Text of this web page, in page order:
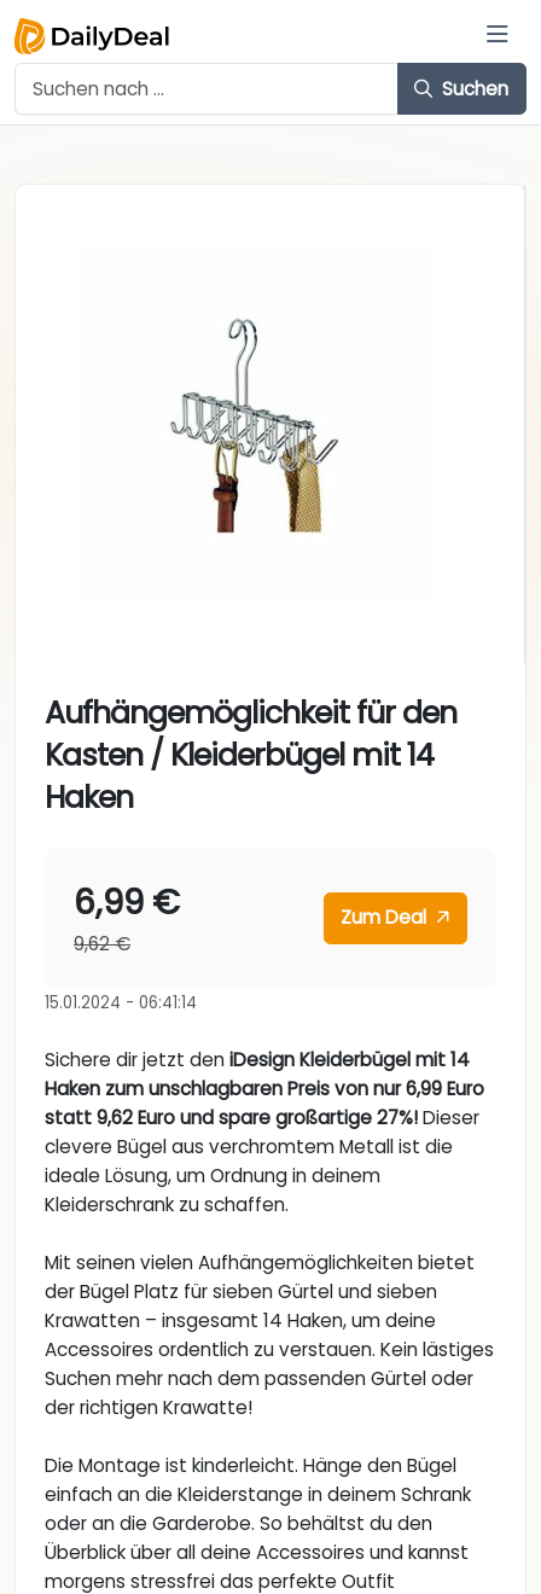
Suchen
Aufhängemöglichkeit für den
Kasten / Kleiderbügel mit 14
Haken
6,99 €
9,62 €
Zum Deal
15.01.2024 - 06:41:14
Sichere dir jetzt deniDesign Kleiderbügel mit 14
Haken zum unschlagbaren Preis von nur 6,99 Euro
statt 9,62 Euro und spare großartige 27%!Dieser
clevere Bügel aus verchromtem Metall ist die
ideale Lösung, um Ordnung in deinem
Kleiderschrank zu schaffen.
Mit seinen vielen Aufhängemöglichkeiten bietet
der Bügel Platz für sieben Gürtel und sieben
Krawatten – insgesamt 14 Haken, um deine
Accessoires ordentlich zu verstauen. Kein lästiges
Suchen mehr nach dem passenden Gürtel oder
der richtigen Krawatte!
Die Montage ist kinderleicht. Hänge den Bügel
einfach an die Kleiderstange in deinem Schrank
oder an die Garderobe. So behältst du den
Überblick über all deine Accessoires und kannst
morgens stressfrei das perfekte Outfit